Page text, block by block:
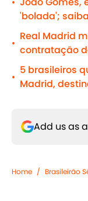
'bolada';
•
Real Madrid
contratação
•
5 brasileiros
Madrid,
Add us as
Home / Brasileirão